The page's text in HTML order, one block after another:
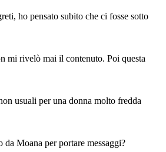
ho pensato subito che ci fosse sotto
mi rivelò mai il contenuto. Poi questa
usuali per una donna molto fredda
Moana per portare messaggi?